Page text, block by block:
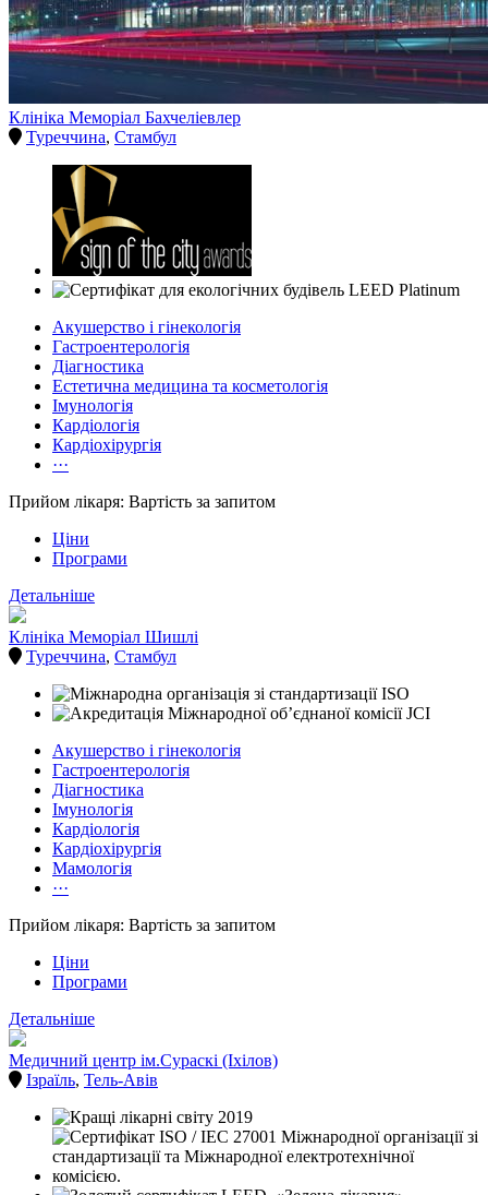
Клініка Меморіал Бахчеліевлер
Туреччина, Стамбул
Акушерство і гінекологія
Гастроентерологія
Діагностика
Естетична медицина та косметологія
Імунологія
Кардіологія
Кардіохірургія
···
Прийом лікаря: Вартість за запитом
Ціни
Програми
Детальніше
Клініка Меморіал Шишлі
Туреччина, Стамбул
Акушерство і гінекологія
Гастроентерологія
Діагностика
Імунологія
Кардіологія
Кардіохірургія
Мамологія
···
Прийом лікаря: Вартість за запитом
Ціни
Програми
Детальніше
Медичний центр ім.Сураскі (Іхілов)
Ізраїль, Тель-Авів